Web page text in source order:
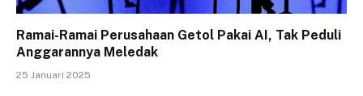
Ramai-Ramai Perusahaan Getol Pakai AI, Tak Peduli
Anggarannya Meledak
25 Januari 2025